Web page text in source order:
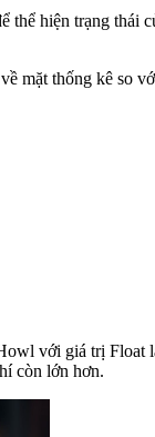
hiện trạng thái
mặt thống kê so
với giá trị Float
còn lớn hơn.